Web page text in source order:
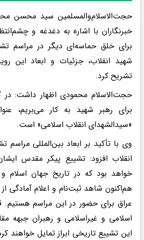
حجت‌الاسلام‌والمسلمین سید محسن
خبرنگاران با اشاره به دغدغه و
برای خلق حماسه‌ای دیگر در مراسم
شهید انقلاب، جزئیات و ابعاد این
تشریح کرد.
حجت‌الاسلام محمودی اظهار داشت: در
برای رهبر شهید به کار می‌بریم،
«سیدالشهدای انقلاب اسلامی» است.
وی با تأکید بر ابعاد بین‌المللی مراسم
انقلاب افزود: تشییع پیکر مقدس
خواهد بود که در تاریخ جهان اسلام
هم‌اکنون شاهد ثبت‌نام و اعلام آمادگی
عراق برای حضور در این مراسم
اسلامی و غیراسلامی و رهبران جبهه
این تشییع تاریخی ابراز تمایل خواهند